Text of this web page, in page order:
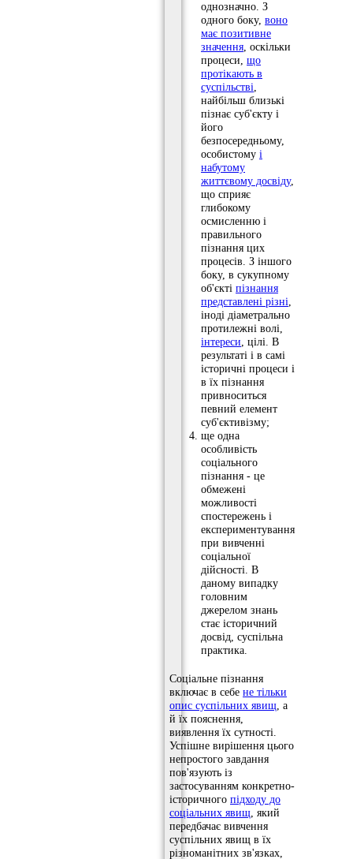
однозначно. З
одного боку, воно
має позитивне
значення, оскільки
процеси, що
протікають в
суспільстві,
найбільш близькі
пізнає суб'єкту і
його
безпосередньому,
особистому і
набутому
життєвому досвіду,
що сприяє
глибокому
осмисленню і
правильного
пізнання цих
процесів. З іншого
боку, в сукупному
об'єкті пізнання
представлені різні,
іноді діаметрально
протилежні волі,
інтереси, цілі. В
результаті і в самі
історичні процеси і
в їх пізнання
привноситься
певний елемент
суб'єктивізму;
ще одна
особливість
соціального
пізнання - це
обмежені
можливості
спостережень і
експериментування
при вивченні
соціальної
дійсності. В
даному випадку
головним
джерелом знань
стає історичний
досвід, суспільна
практика.
Соціальне пізнання
включає в себе не тільки
опис суспільних явищ , а
й їх пояснення,
виявлення їх сутності.
Успішне вирішення цього
непростого завдання
пов'язують із
застосуванням конкретно-
історичного підходу до
соціальних явищ , який
передбачає вивчення
суспільних явищ в їх
різноманітних зв'язках,